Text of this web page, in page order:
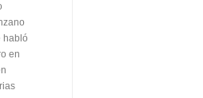
habló
en